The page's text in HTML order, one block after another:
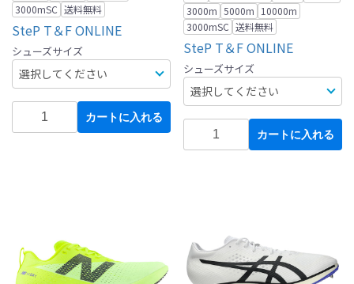
3000mSC 送料無料
SteP T＆F ONLINE
シューズサイズ
カートに入れる
3000m 5000m 10000m
3000mSC 送料無料
SteP T＆F ONLINE
シューズサイズ
カートに入れる